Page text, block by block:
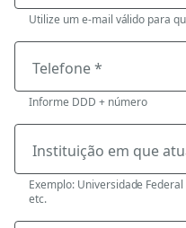
Utilize um e-mail válido para
Telefone *
Informe DDD + número
Instituição em que
Exemplo: Universidade
etc.